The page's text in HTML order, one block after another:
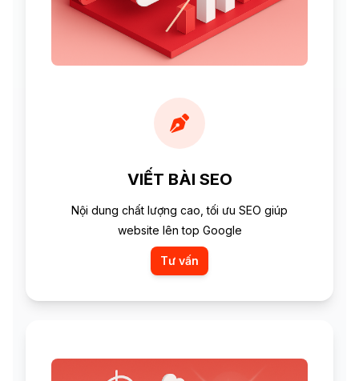
VIẾT BÀI SEO
Nội dung chất lượng cao, tối ưu SEO giúp
website lên top Google
Tư vấn